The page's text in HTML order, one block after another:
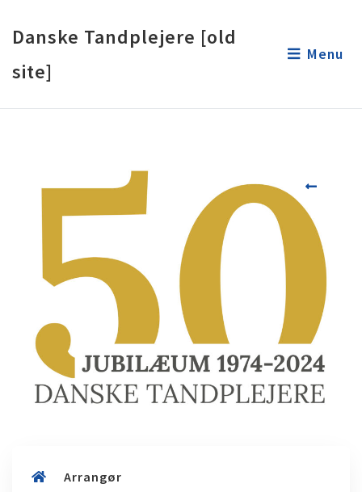
Danske Tandplejere [old
site]
Menu
Arrangør